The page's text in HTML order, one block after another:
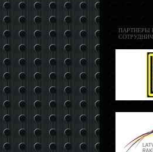
ПАРТНЕРЫ